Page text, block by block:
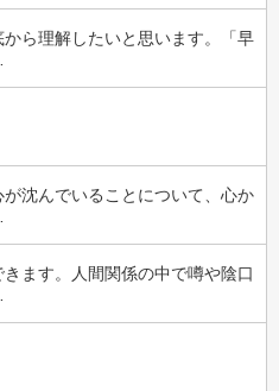
ら理解したいと思います。「早
沈んでいることについて、心か
ます。人間関係の中で噂や陰口